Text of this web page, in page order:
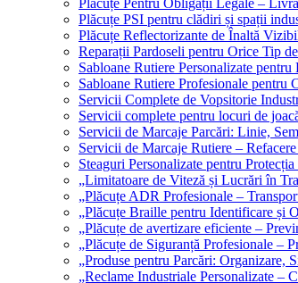
Plăcuțe Pentru Obligații Legale –
Plăcuțe PSI pentru clădiri și spații
Plăcuțe Reflectorizante de Înaltă
Reparații Pardoseli pentru Orice Tip
Sabloane Rutiere Personalizate
Sabloane Rutiere Profesionale pentru
Servicii Complete de Vopsitorie
Servicii complete pentru locuri de
Servicii de Marcaje Parcări: Linie,
Servicii de Marcaje Rutiere –
Steaguri Personalizate pentru
„Limitatoare de Viteză și Lucrări în
„Plăcuțe ADR Profesionale –
„Plăcuțe Braille pentru Identificare și
„Plăcuțe de avertizare eficiente –
„Plăcuțe de Siguranță Profesionale –
„Produse pentru Parcări: Organizare,
„Reclame Industriale Personalizate –